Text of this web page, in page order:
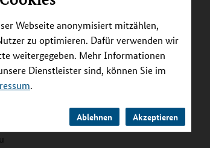
Webseite anonymisiert mitzählen,
zu optimieren. Dafür verwenden wir
weitergegeben. Mehr Informationen
Dienstleister sind, können Sie im
.
Ablehnen Akzeptieren
bei
von
die